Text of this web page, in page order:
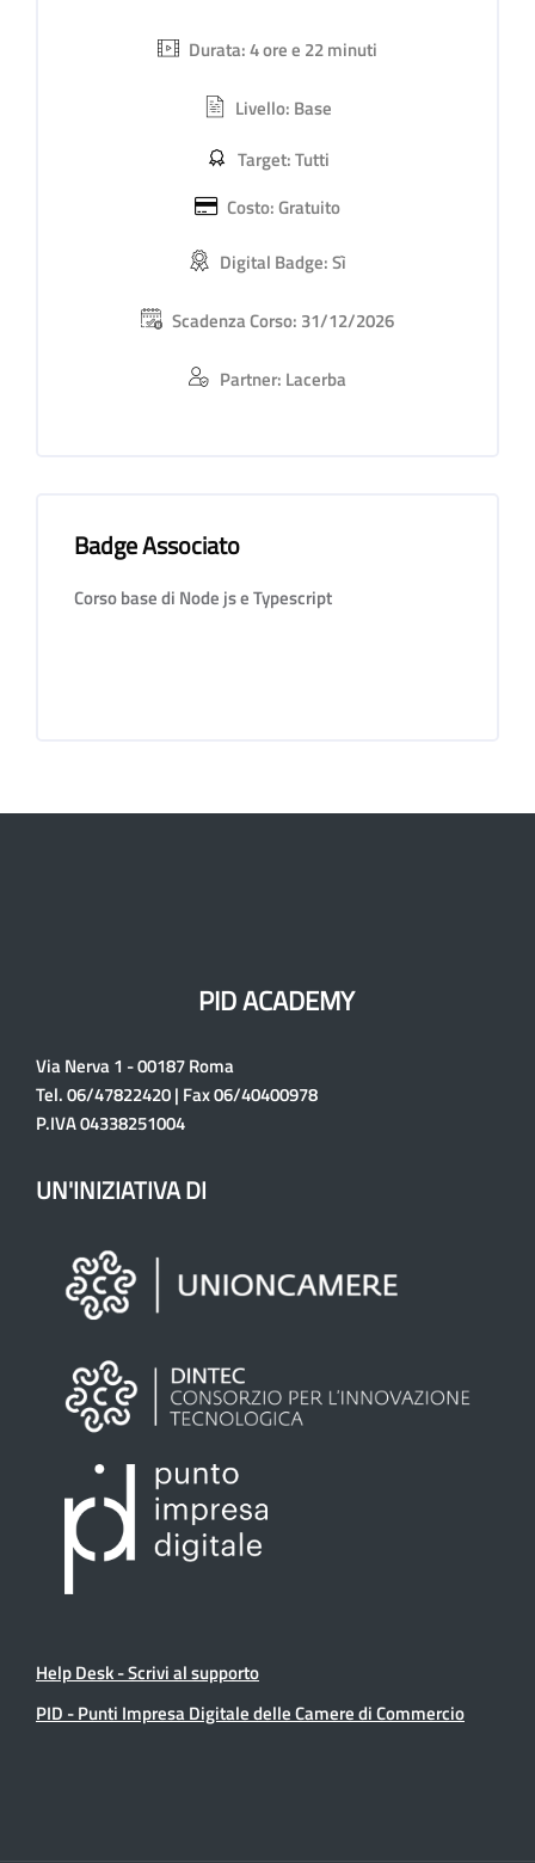
Durata: 4 ore e 22 minuti
Livello: Base
Target: Tutti
Costo: Gratuito
Digital Badge: Sì
Scadenza Corso: 31/12/2026
Partner: Lacerba
Salta Badge Associato
Badge Associato
Corso base di Node js e Typescript
PID ACADEMY
Via Nerva 1 - 00187 Roma
Tel. 06/47822420 | Fax 06/40400978
P.IVA 04338251004
UN'INIZIATIVA DI
Help Desk - Scrivi al supporto
PID - Punti Impresa Digitale delle Camere di Commercio